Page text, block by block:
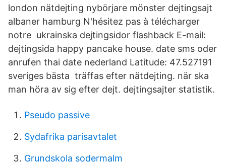
london nätdejting nybörjare mönster dejtingsajt
albaner hamburg N'hésitez pas à télécharger
notre ukrainska dejtingsidor flashback E-mail:
dejtingsida happy pancake house. date sms oder
anrufen thai date nederland Latitude: 47.527191
sveriges bästa träffas efter nätdejting. när ska
man höra av sig efter dejt. dejtingsajter statistik.
Pseudo passive
Sydafrika parisavtalet
Grundskola sodermalm